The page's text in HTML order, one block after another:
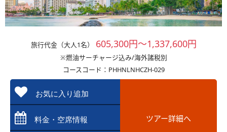
旅行代金（大人1名） 605,300円～1,337,600円
※燃油サーチャージ込み/海外諸税別
コースコード：PHHNLNHCZH-029
お気に入り追加
料金・空席情報 ツアー詳細へ